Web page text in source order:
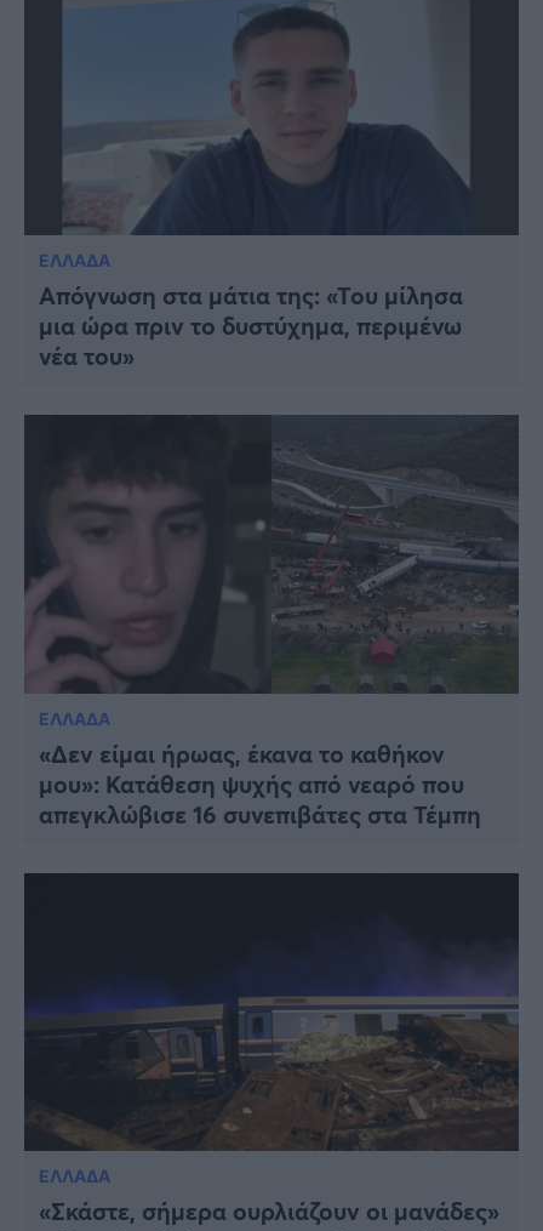
ΕΛΛΑΔΑ
Απόγνωση στα μάτια της: «Του μίλησα
μια ώρα πριν το δυστύχημα, περιμένω
νέα του»
ΕΛΛΑΔΑ
«Δεν είμαι ήρωας, έκανα το καθήκον
μου»: Κατάθεση ψυχής από νεαρό που
απεγκλώβισε 16 συνεπιβάτες στα Τέμπη
ΕΛΛΑΔΑ
«Σκάστε, σήμερα ουρλιάζουν οι μανάδες»